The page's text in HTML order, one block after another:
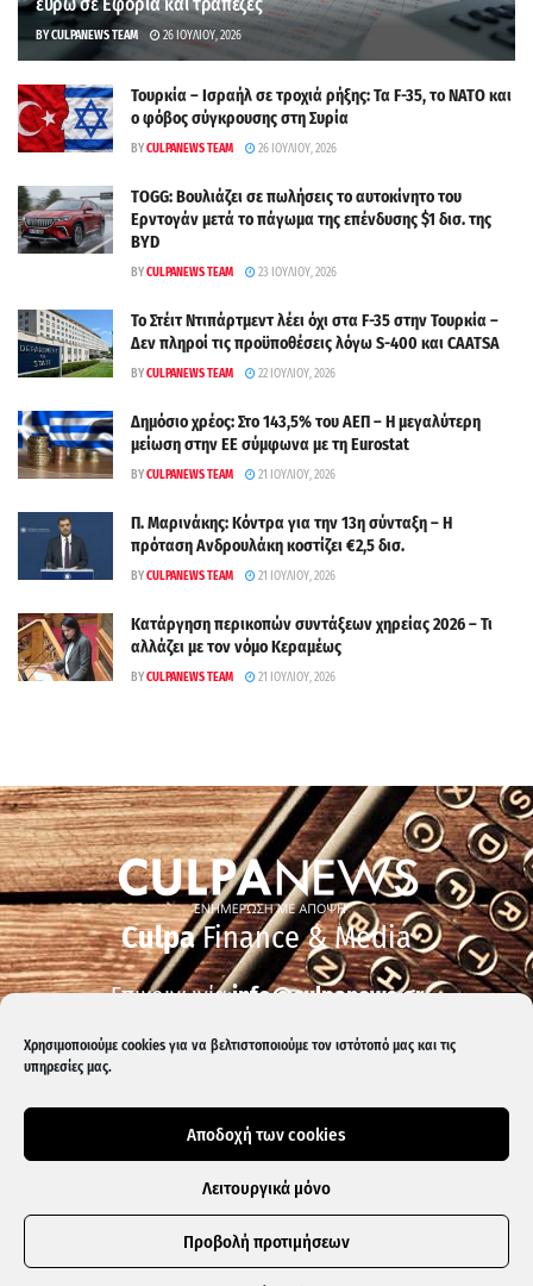
Χρησιμοποιούμε cookies για να βελτιστοποιούμε τον ιστότοπό μας και τις
υπηρεσίες μας.
Αποδοχή των cookies
Λειτουργικά μόνο
Προβολή προτιμήσεων
BYCULPANEWS TEAM 26 ΙΟΥΛΊΟΥ, 2026
Τουρκία – Ισραήλ σε τροχιά ρήξης: Τα F-35, το ΝΑΤΟ και
ο φόβος σύγκρουσης στη Συρία
BYCULPANEWS TEAM 26 ΙΟΥΛΊΟΥ, 2026
TOGG: Βουλιάζει σε πωλήσεις το αυτοκίνητο του
Ερντογάν μετά το πάγωμα της επένδυσης $1 δισ. της
BYD
BYCULPANEWS TEAM 23 ΙΟΥΛΊΟΥ, 2026
Το Στέιτ Ντιπάρτμεντ λέει όχι στα F-35 στην Τουρκία –
Δεν πληροί τις προϋποθέσεις λόγω S-400 και CAATSA
BYCULPANEWS TEAM 22 ΙΟΥΛΊΟΥ, 2026
Δημόσιο χρέος: Στο 143,5% του ΑΕΠ – Η μεγαλύτερη
μείωση στην ΕΕ σύμφωνα με τη Eurostat
BYCULPANEWS TEAM 21 ΙΟΥΛΊΟΥ, 2026
Π. Μαρινάκης: Κόντρα για την 13η σύνταξη – Η
πρόταση Ανδρουλάκη κοστίζει €2,5 δισ.
BYCULPANEWS TEAM 21 ΙΟΥΛΊΟΥ, 2026
Κατάργηση περικοπών συντάξεων χηρείας 2026 – Τι
αλλάζει με τον νόμο Κεραμέως
BYCULPANEWS TEAM 21 ΙΟΥΛΊΟΥ, 2026
CulpaFinance & Media
Επικοινωνία:info@culpanews.gr